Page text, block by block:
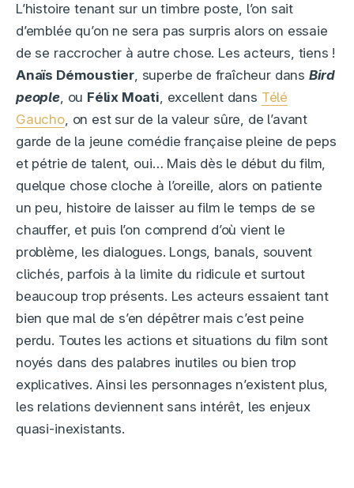
L’histoire tenant sur un timbre poste, l’on sait
d’emblée qu’on ne sera pas surpris alors on essaie
de se raccrocher à autre chose. Les acteurs, tiens !
Anaïs Démoustier, superbe de fraîcheur dans Bird
people, ou Félix Moati, excellent dans Télé
Gaucho, on est sur de la valeur sûre, de l’avant
garde de la jeune comédie française pleine de peps
et pétrie de talent, oui… Mais dès le début du film,
quelque chose cloche à l’oreille, alors on patiente
un peu, histoire de laisser au film le temps de se
chauffer, et puis l’on comprend d’où vient le
problème, les dialogues. Longs, banals, souvent
clichés, parfois à la limite du ridicule et surtout
beaucoup trop présents. Les acteurs essaient tant
bien que mal de s’en dépêtrer mais c’est peine
perdu. Toutes les actions et situations du film sont
noyés dans des palabres inutiles ou bien trop
explicatives. Ainsi les personnages n’existent plus,
les relations deviennent sans intérêt, les enjeux
quasi-inexistants.